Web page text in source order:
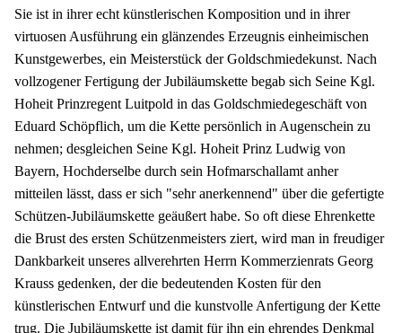
Sie ist in ihrer echt künstlerischen Komposition und in ihrer
virtuosen Ausführung ein glänzendes Erzeugnis einheimischen
Kunstgewerbes, ein Meisterstück der Goldschmiedekunst. Nach
vollzogener Fertigung der Jubiläumskette begab sich Seine Kgl.
Hoheit Prinzregent Luitpold in das Goldschmiedegeschäft von
Eduard Schöpflich, um die Kette persönlich in Augenschein zu
nehmen; desgleichen Seine Kgl. Hoheit Prinz Ludwig von
Bayern, Hochderselbe durch sein Hofmarschallamt anher
mitteilen lässt, dass er sich "sehr anerkennend" über die gefertigte
Schützen-Jubiläumskette geäußert habe. So oft diese Ehrenkette
die Brust des ersten Schützenmeisters ziert, wird man in freudiger
Dankbarkeit unseres allverehrten Herrn Kommerzienrats Georg
Krauss gedenken, der die bedeutenden Kosten für den
künstlerischen Entwurf und die kunstvolle Anfertigung der Kette
trug. Die Jubiläumskette ist damit für ihn ein ehrendes Denkmal